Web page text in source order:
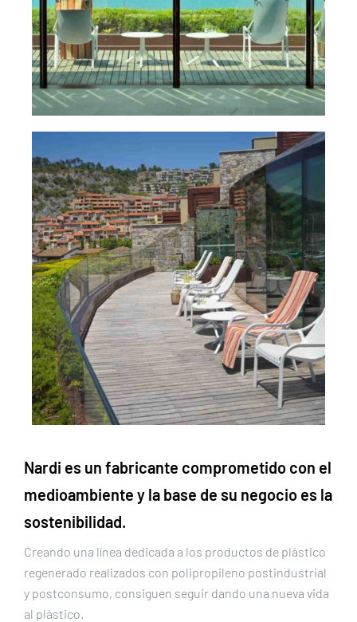
Nardi es un fabricante comprometido con el
medioambiente y la base de su negocio es la
sostenibilidad.
Creando una línea dedicada a los productos de plástico
regenerado realizados con polipropileno postindustrial
y postconsumo, consiguen seguir dando una nueva vida
al plástico.